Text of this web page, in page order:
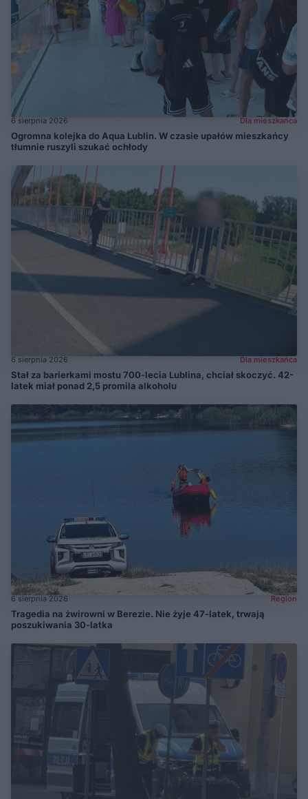
6 sierpnia 2026 Dla mieszkańca
Ogromna kolejka do Aqua Lublin. W czasie upałów mieszkańcy
tłumnie ruszyli szukać ochłody
6 sierpnia 2026 Dla mieszkańca
Stał za barierkami mostu 700-lecia Lublina, chciał skoczyć. 42-
latek miał ponad 2,5 promila alkoholu
6 sierpnia 2026 Region
Tragedia na żwirowni w Berezie. Nie żyje 47-latek, trwają
poszukiwania 30-latka